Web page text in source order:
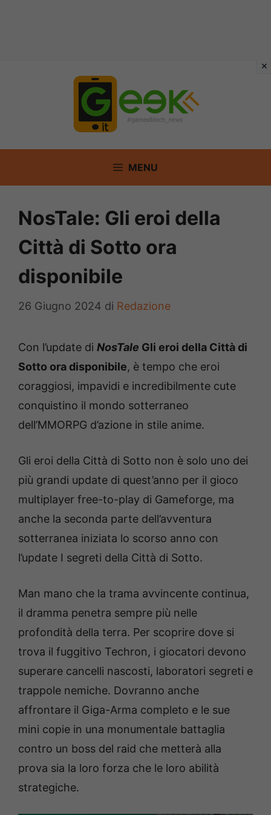
MENU
NosTale: Gli eroi della
Città di Sotto ora
disponibile
26 Giugno 2024 di Redazione
Con l’update di NosTale Gli eroi della Città di
Sotto ora disponibile, è tempo che eroi
coraggiosi, impavidi e incredibilmente cute
conquistino il mondo sotterraneo
dell’MMORPG d’azione in stile anime.
Gli eroi della Città di Sotto non è solo uno dei
più grandi update di quest’anno per il gioco
multiplayer free-to-play di Gameforge, ma
anche la seconda parte dell’avventura
sotterranea iniziata lo scorso anno con
l’update I segreti della Città di Sotto.
Man mano che la trama avvincente continua,
il dramma penetra sempre più nelle
profondità della terra. Per scoprire dove si
trova il fuggitivo Techron, i giocatori devono
superare cancelli nascosti, laboratori segreti e
trappole nemiche. Dovranno anche
affrontare il Giga-Arma completo e le sue
mini copie in una monumentale battaglia
contro un boss del raid che metterà alla
prova sia la loro forza che le loro abilità
strategiche.